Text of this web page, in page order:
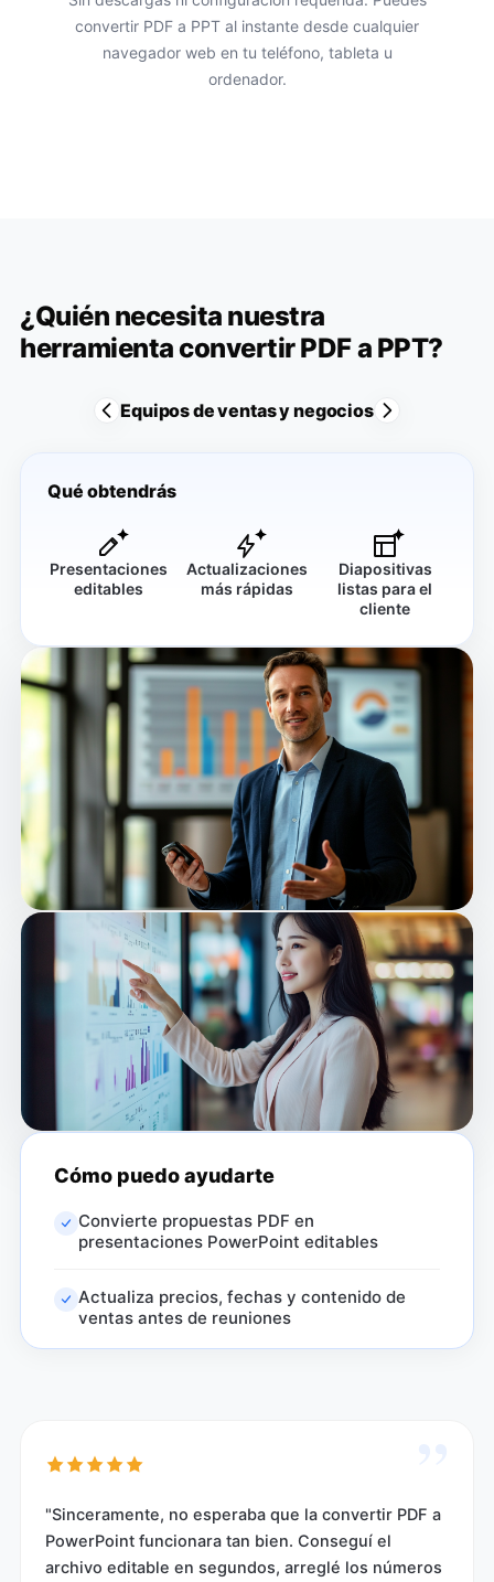
convertir PDF a PPT al instante desde cualquier
navegador web en tu teléfono, tableta u
ordenador.
¿Quién necesita nuestra
herramienta convertir PDF a PPT?
Equipos de ventas y negocios
Qué obtendrás
Presentaciones
editables
Actualizaciones
más rápidas
Diapositivas
listas para el
cliente
Cómo puedo ayudarte
Convierte propuestas PDF en
presentaciones PowerPoint editables
Actualiza precios, fechas y contenido de
ventas antes de reuniones
"Sinceramente, no esperaba que la convertir PDF a
PowerPoint funcionara tan bien. Conseguí el
archivo editable en segundos, arreglé los números